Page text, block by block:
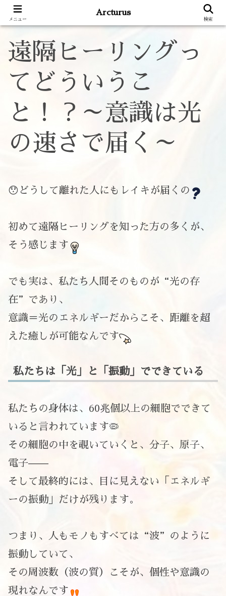
遠隔ヒーリングっ
てどういうこ
と！？～意識は光
の速さで届く～
😯どうして離れた人にもレイキが届くの
初めて遠隔ヒーリングを知った方の多くが、
そう感じます
でも実は、私たち人間そのものが“光の存
在”であり、
意識＝光のエネルギーだからこそ、距離を超
えた癒しが可能なんです
私たちは「光」と「振動」でできている
私たちの身体は、60兆個以上の細胞でできて
いると言われています🦠
その細胞の中を覗いていくと、分子、原子、
電子——
そして最終的には、目に見えない「エネルギ
ーの振動」だけが残ります。
つまり、人もモノもすべては“波”のように
振動していて、
その周波数（波の質）こそが、個性や意識の
現れなんです
メニュー
Arcturus
検索